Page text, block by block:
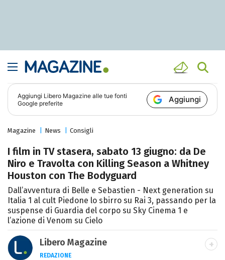
Aggiungi Libero Magazine alle tue fonti
Google preferite
Aggiungi
Magazine News Consigli
I film in TV stasera, sabato 13 giugno: da De
Niro e Travolta con Killing Season a Whitney
Houston con The Bodyguard
Dall’avventura di Belle e Sebastien - Next generation su
Italia 1 al cult Piedone lo sbirro su Rai 3, passando per la
suspense di Guardia del corpo su Sky Cinema 1 e
l’azione di Venom su Cielo
Libero Magazine
REDAZIONE